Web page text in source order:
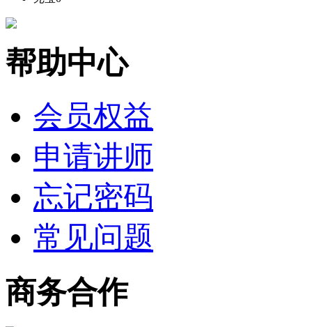
帮助中心
会员权益
申请讲师
忘记密码
常见问题
商务合作